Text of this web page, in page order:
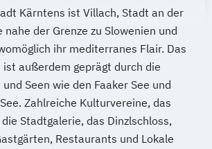
Kärntens ist Villach, Stadt an der
nahe der Grenze zu Slowenien und
ihr mediterranes Flair. Das
ist außerdem geprägt durch die
Seen wie den Faaker See und
Zahlreiche Kulturvereine, das
Stadtgalerie, das Dinzlschloss,
Restaurants und Lokale